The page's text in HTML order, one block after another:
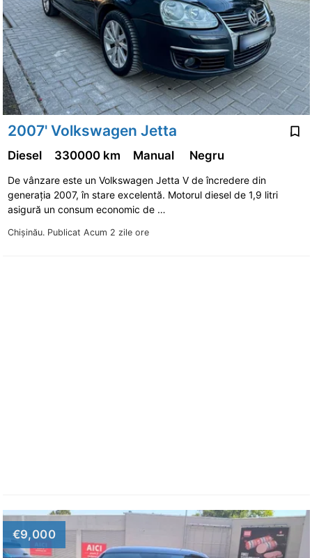
2007' Volkswagen Jetta
Chişinău. Publicat Acum 2 zile ore
Diesel 330000 km Manual Negru
De vânzare este un Volkswagen Jetta V de încredere din
generația 2007, în stare excelentă. Motorul diesel de 1,9 litri
asigură un consum economic de …
€9,000